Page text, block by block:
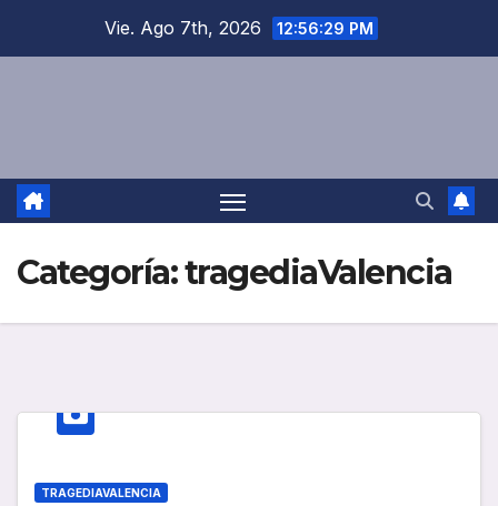
Vie. Ago 7th, 2026 12:56:29 PM
Categoría:tragediaValencia
TRAGEDIAVALENCIA